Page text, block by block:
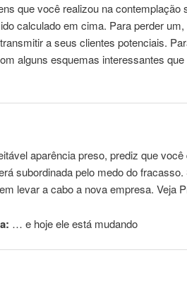
que você realizou na contemplação
calculado em cima. Para perder
a seus clientes potenciais.
alguns esquemas interessantes
aparência preso, prediz que
subordinada pelo medo do
levar a cabo a nova empresa. Veja
… e hoje ele está mudando